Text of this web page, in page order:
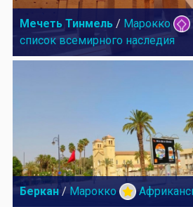
Мечеть Тинмель / Марокко
список всемирного наследия
Беркан / Марокко